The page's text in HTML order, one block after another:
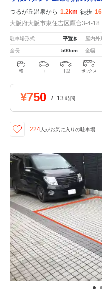
つるが丘温泉から 1.2km 徒歩
大阪府大阪市東住吉区鷹合3-4-18
駐車場形式 平置き 屋内外
全長 500cm 全幅
軽 コ 中型 ボックス
¥750 / 13 時間
224 人がお気に入りの駐車場